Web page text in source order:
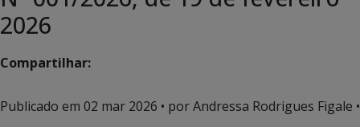
2026
Compartilhar:
Publicado em 02 mar 2026 • por Andressa Rodrigues Figale •